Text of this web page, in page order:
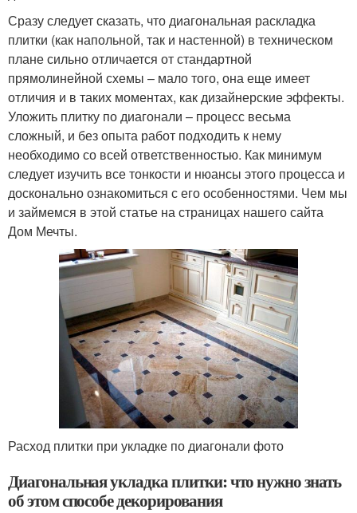
Сразу следует сказать, что диагональная раскладка
плитки (как напольной, так и настенной) в техническом
плане сильно отличается от стандартной
прямолинейной схемы – мало того, она еще имеет
отличия и в таких моментах, как дизайнерские эффекты.
Уложить плитку по диагонали – процесс весьма
сложный, и без опыта работ подходить к нему
необходимо со всей ответственностью. Как минимум
следует изучить все тонкости и нюансы этого процесса и
досконально ознакомиться с его особенностями. Чем мы
и займемся в этой статье на страницах нашего сайта
Дом Мечты.
Расход плитки при укладке по диагонали фото
Диагональная укладка плитки: что нужно знать
об этом способе декорирования